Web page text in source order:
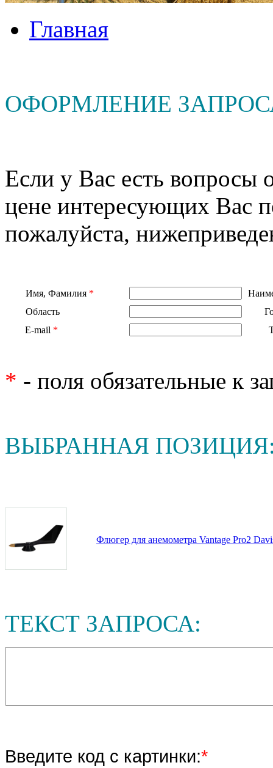
Главная
ОФОРМЛЕНИЕ
Если у Вас есть вопросы
цене интересующих Вас
пожалуйста,
Имя, Фамилия *
Область
E-mail *
* - поля обязательные к
ВЫБРАННАЯ
Флюгер для анемометра Vantage Pro2
ТЕКСТ ЗАПРОСА:
Введите код с картинки:*